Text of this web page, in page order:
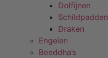
Dolfijnen
Schildpadden
Draken
Engelen
Boeddha’s